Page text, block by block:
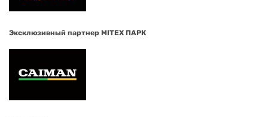
Эксклюзивный партнер MITEX ПАРК